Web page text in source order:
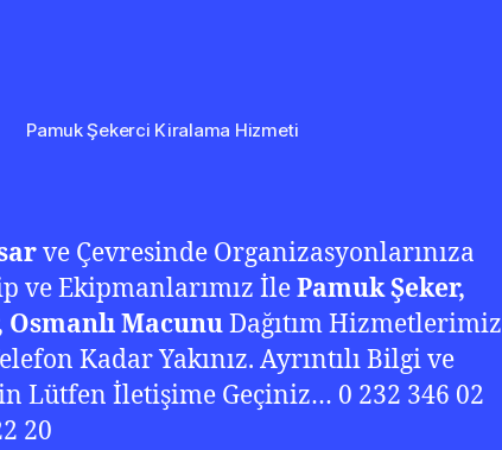
Pamuk Şekerci Kiralama Hizmeti
ve Çevresinde Organizasyonlarınıza
ve Ekipmanlarımız İlePamuk Şeker,
Osmanlı MacunuDağıtım Hizmetlerimiz
Kadar Yakınız. Ayrıntılı Bilgi ve
Lütfen İletişime Geçiniz… 0 232 346 02
20